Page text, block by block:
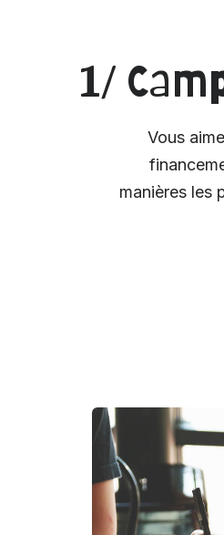
1/
Vous
manières les